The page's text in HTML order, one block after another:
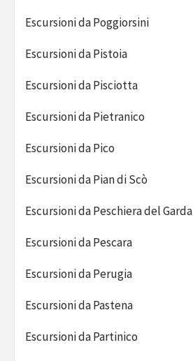
Escursioni da Poggiorsini
Escursioni da Pistoia
Escursioni da Pisciotta
Escursioni da Pietranico
Escursioni da Pico
Escursioni da Pian di Scò
Escursioni da Peschiera del Garda
Escursioni da Pescara
Escursioni da Perugia
Escursioni da Pastena
Escursioni da Partinico